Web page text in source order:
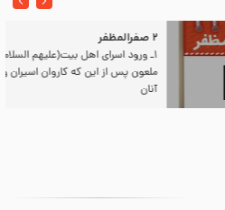
اسراى اهل بیت‌(علیهم السلام) به مجلس یزید
پس از این كه كاروان اسیران وارد شام شدند،